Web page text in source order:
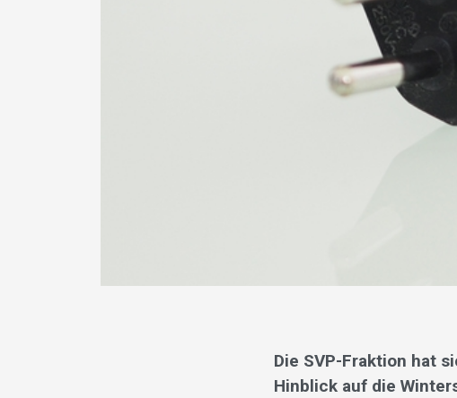
Die SVP-Fraktion hat
Hinblick auf die